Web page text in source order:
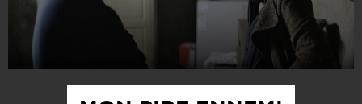
ÉDUCATION AUX IMAGES